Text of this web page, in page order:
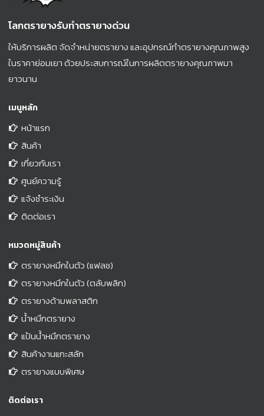
โลกตรายางรับทำตรายางด่วน
ให้บริการผลิต จัดจำหน่ายตรายาง และอุปกรณ์ทำตรายางคุณภาพสูง
ในราคาย่อมเยา ด้วยประสบการณ์ในการผลิตตรายางคุณภาพมา
ยาวนาน
เมนูหลัก
หน้าแรก
สินค้า
เกี่ยวกับเรา
ศูนย์ความรู้
แจ้งชำระเงิน
ติดต่อเรา
หมวดหมู่สินค้า
ตรายางหมึกในตัว (แฟลช)
ตรายางหมึกในตัว (ตลับพลิก)
ตรายางด้ามพลาสติก
น้ำหมึกตรายาง
แป้นน้ำหมึกตรายาง
สินค้างานแกะสลัก
ตรายางแบบพิเศษ
ติดต่อเรา